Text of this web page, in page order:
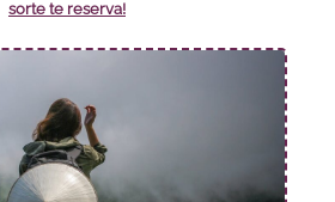
sorte te reserva!